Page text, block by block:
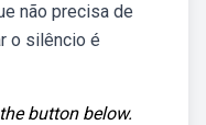
não precisa de
o silêncio é
button below.